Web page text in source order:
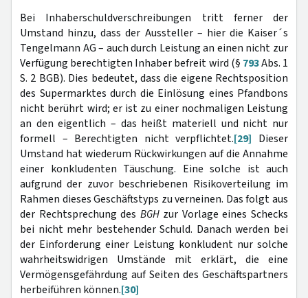
Bei Inhaberschuldverschreibungen tritt ferner der
Umstand hinzu, dass der Aussteller – hier die Kaiser´s
Tengelmann AG – auch durch Leistung an einen nicht zur
Verfügung berechtigten Inhaber befreit wird (§ 793Abs. 1
S. 2 BGB). Dies bedeutet, dass die eigene Rechtsposition
des Supermarktes durch die Einlösung eines Pfandbons
nicht berührt wird; er ist zu einer nochmaligen Leistung
an den eigentlich – das heißt materiell und nicht nur
formell – Berechtigten nicht verpflichtet.[29] Dieser
Umstand hat wiederum Rückwirkungen auf die Annahme
einer konkludenten Täuschung. Eine solche ist auch
aufgrund der zuvor beschriebenen Risikoverteilung im
Rahmen dieses Geschäftstyps zu verneinen. Das folgt aus
der Rechtsprechung des BGH zur Vorlage eines Schecks
bei nicht mehr bestehender Schuld. Danach werden bei
der Einforderung einer Leistung konkludent nur solche
wahrheitswidrigen Umstände mit erklärt, die eine
Vermögensgefährdung auf Seiten des Geschäftspartners
herbeiführen können.[30]